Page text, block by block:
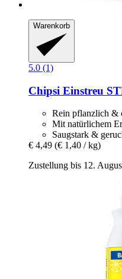
Warenkorb
5.0 (1)
Chipsi Einstreu
Rein pflanzlich &
Mit natürlichem
Saugstark &
€ 4,49 (€ 1,40 / kg)
Zustellung bis 12.